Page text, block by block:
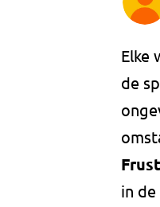
Elke
de
in